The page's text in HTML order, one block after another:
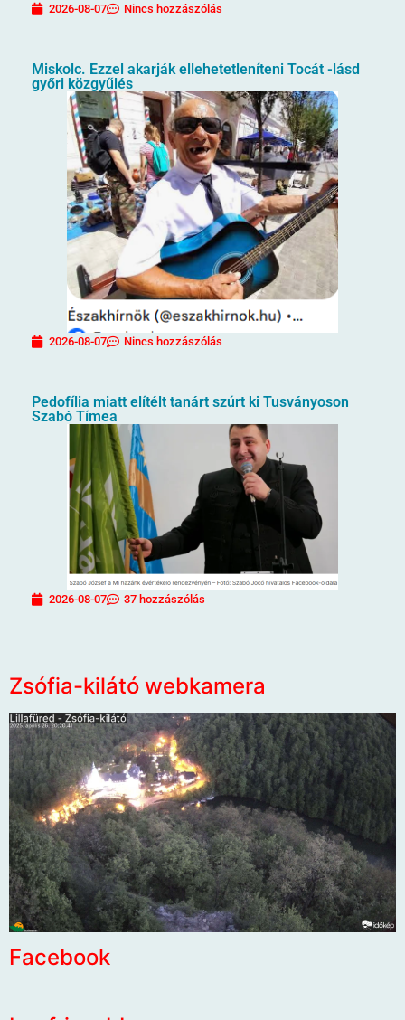
2026-08-07 Nincs hozzászólás
Miskolc. Ezzel akarják ellehetetleníteni Tocát -lásd
győri közgyűlés
2026-08-07 Nincs hozzászólás
Pedofília miatt elítélt tanárt szúrt ki Tusványoson
Szabó Tímea
2026-08-07 37 hozzászólás
Zsófia-kilátó webkamera
Facebook